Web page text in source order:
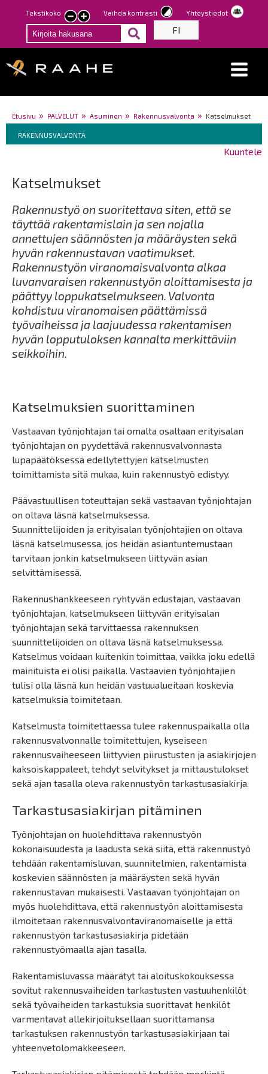
Hyppää
pääsisältöön
Tekstikoko
Pienennä
tekstin
kokoa
Suurenna
tekstin
kokoa
Vaihda kontrasti Yhteystiedot
FI
Breadcrumbs
You
here:
Etusivu PALVELUT Asuminen Rakennusvalvonta Katselmukset
Breadcrumbs
You
are
RAKENNUSVALVONTA
Kuuntele
Katselmukset
Rakennustyö on suoritettava siten, että se
täyttää rakentamislain ja sen nojalla
annettujen säännösten ja määräysten sekä
hyvän rakennustavan vaatimukset.
Rakennustyön viranomaisvalvonta alkaa
luvanvaraisen rakennustyön aloittamisesta ja
päättyy loppukatselmukseen. Valvonta
kohdistuu viranomaisen päättämissä
työvaiheissa ja laajuudessa rakentamisen
hyvän lopputuloksen kannalta merkittäviin
seikkoihin.
Katselmuksien suorittaminen
Vastaavan työnjohtajan tai omalta osaltaan erityisalan
työnjohtajan on pyydettävä rakennusvalvonnasta
lupapäätöksessä edellytettyjen katselmusten
toimittamista sitä mukaa, kuin rakennustyö edistyy.
Päävastuullisen toteuttajan sekä vastaavan työnjohtajan
on oltava läsnä katselmuksessa.
Suunnittelijoiden ja erityisalan työnjohtajien on oltava
läsnä katselmusessa, jos heidän asiantuntemustaan
tarvitaan jonkin katselmukseen liittyvän asian
selvittämisessä.
Rakennushankkeeseen ryhtyvän edustajan, vastaavan
työnjohtajan, katselmukseen liittyvän erityisalan
työnjohtajan sekä tarvittaessa rakennuksen
suunnittelijoiden on oltava läsnä katselmuksessa.
Katselmus voidaan kuitenkin toimittaa, vaikka joku edellä
mainituista ei olisi paikalla. Vastaavien työnjohtajien
tulisi olla läsnä kun heidän vastuualueitaan koskevia
katselmuksia toimitetaan.
Katselmusta toimitettaessa tulee rakennuspaikalla olla
rakennusvalvonnalle toimitettujen, kyseiseen
rakennusvaiheeseen liittyvien piirustusten ja asiakirjojen
kaksoiskappaleet, tehdyt selvitykset ja mittaustulokset
sekä ajan tasalla oleva rakennustyön tarkastusasiakirja.
Tarkastusasiakirjan pitäminen
Työnjohtajan on huolehdittava rakennustyön
kokonaisuudesta ja laadusta sekä siitä, että rakennustyö
tehdään rakentamisluvan, suunnitelmien, rakentamista
koskevien säännösten ja määräysten sekä hyvän
rakennustavan mukaisesti. Vastaavan työnjohtajan on
myös huolehdittava, että rakennustyön aloittamisesta
ilmoitetaan rakennusvalvontaviranomaiselle ja että
rakennustyön tarkastusasiakirja pidetään
rakennustyömaalla ajan tasalla.
Rakentamisluvassa määrätyt tai aloituskokouksessa
sovitut rakennusvaiheiden tarkastusten vastuuhenkilöt
sekä työvaiheiden tarkastuksia suorittavat henkilöt
varmentavat allekirjoituksellaan suorittamansa
tarkastuksen rakennustyön tarkastusasiakirjaan tai
yhteenvetolomakkeeseen.